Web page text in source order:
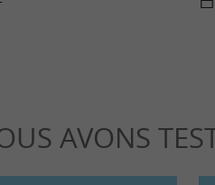
AVONS